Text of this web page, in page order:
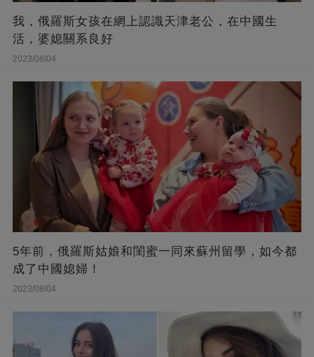
我，俄羅斯女孩在網上認識天津老公，在中國生
活，婆媳關系良好
2023/08/04
5年前，俄羅斯姑娘和閨蜜一同來蘇州留學，如今都
成了中國媳婦！
2023/08/04